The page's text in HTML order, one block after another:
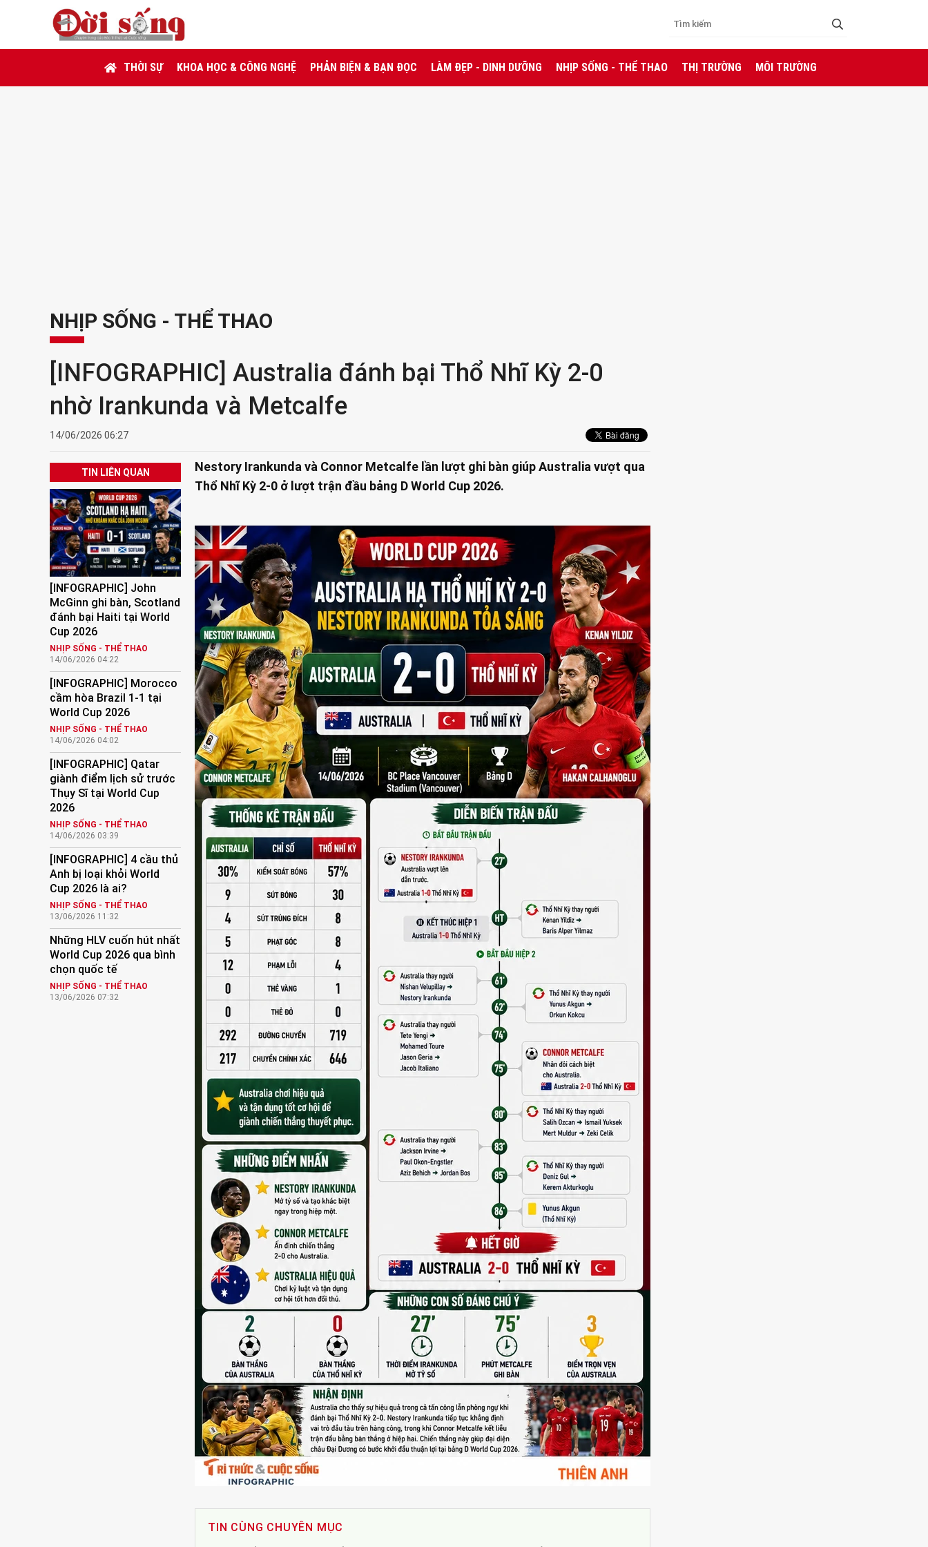
THỜI SỰ KHOA HỌC & CÔNG NGHỆ PHẢN BIỆN & BẠN ĐỌC LÀM ĐẸP - DINH DƯỠNG NHỊP SỐNG - THỂ THAO THỊ TRƯỜNG MÔI TRƯỜNG
NHỊP SỐNG - THỂ THAO
[INFOGRAPHIC] Australia đánh bại Thổ Nhĩ Kỳ 2-0
nhờ Irankunda và Metcalfe
14/06/2026 06:27
TIN LIÊN QUAN
[INFOGRAPHIC] John
McGinn ghi bàn, Scotland
đánh bại Haiti tại World
Cup 2026
NHỊP SỐNG - THỂ THAO
14/06/2026 04:22
[INFOGRAPHIC] Morocco
cầm hòa Brazil 1-1 tại
World Cup 2026
NHỊP SỐNG - THỂ THAO
14/06/2026 04:02
[INFOGRAPHIC] Qatar
giành điểm lịch sử trước
Thụy Sĩ tại World Cup
2026
NHỊP SỐNG - THỂ THAO
14/06/2026 03:39
[INFOGRAPHIC] 4 cầu thủ
Anh bị loại khỏi World
Cup 2026 là ai?
NHỊP SỐNG - THỂ THAO
13/06/2026 11:32
Những HLV cuốn hút nhất
World Cup 2026 qua bình
chọn quốc tế
NHỊP SỐNG - THỂ THAO
13/06/2026 07:32
Nestory Irankunda và Connor Metcalfe lần lượt ghi bàn giúp Australia vượt qua
Thổ Nhĩ Kỳ 2-0 ở lượt trận đầu bảng D World Cup 2026.
TIN CÙNG CHUYÊN MỤC